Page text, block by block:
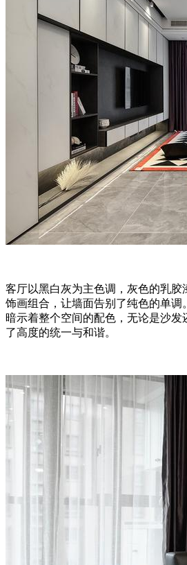
客厅以黑白灰为主色调，灰色的乳胶
饰画组合，让墙面告别了纯色的单调
暗示着整个空间的配色，无论是沙发
了高度的统一与和谐。